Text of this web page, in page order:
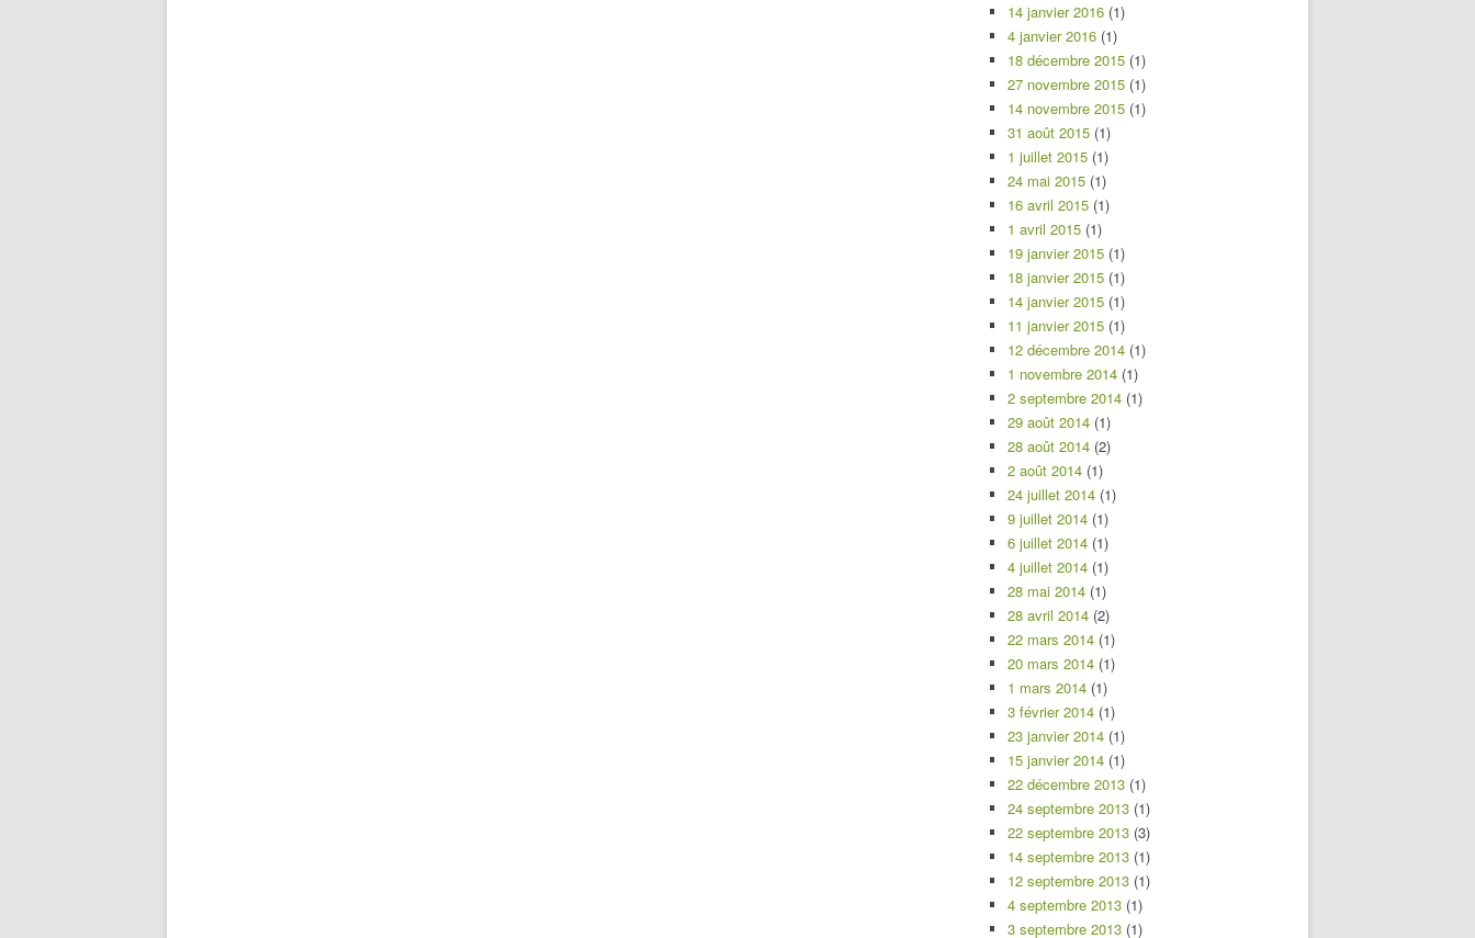
14 janvier 2016 (1)
4 janvier 2016 (1)
18 décembre 2015 (1)
27 novembre 2015 (1)
14 novembre 2015 (1)
31 août 2015 (1)
1 juillet 2015 (1)
24 mai 2015 (1)
16 avril 2015 (1)
1 avril 2015 (1)
19 janvier 2015 (1)
18 janvier 2015 (1)
14 janvier 2015 (1)
11 janvier 2015 (1)
12 décembre 2014 (1)
1 novembre 2014 (1)
2 septembre 2014 (1)
29 août 2014 (1)
28 août 2014 (2)
2 août 2014 (1)
24 juillet 2014 (1)
9 juillet 2014 (1)
6 juillet 2014 (1)
4 juillet 2014 (1)
28 mai 2014 (1)
28 avril 2014 (2)
22 mars 2014 (1)
20 mars 2014 (1)
1 mars 2014 (1)
3 février 2014 (1)
23 janvier 2014 (1)
15 janvier 2014 (1)
22 décembre 2013 (1)
24 septembre 2013 (1)
22 septembre 2013 (3)
14 septembre 2013 (1)
12 septembre 2013 (1)
4 septembre 2013 (1)
3 septembre 2013 (1)